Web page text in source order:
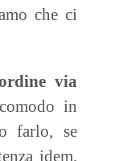
che ci
via
in
farlo, se
idem,